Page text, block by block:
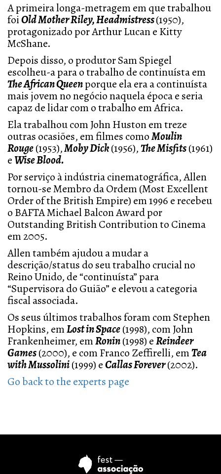
A primeira longa-metragem em que trabalhou
foiOld Mother Riley, Headmistress(1950),
protagonizado por Arthur Lucan e Kitty
McShane.
Depois disso, o produtor Sam Spiegel
escolheu-a para o trabalho de continuísta em
The African Queenporque ela era a continuísta
mais jovem no negócio naquela época e seria
capaz de lidar com o trabalho em Africa.
Ela trabalhou com John Huston em treze
outras ocasiões, em filmes comoMoulin
Rouge(1953),Moby Dick(1956),The Misfits(1961)
e Wise Blood.
Por serviço à indústria cinematográfica, Allen
tornou-se Membro da Ordem (Most Excellent
Order of the British Empire) em 1996 e recebeu
o BAFTA Michael Balcon Award por
Outstanding British Contribution to Cinema
em 2005.
Allen também ajudou a mudar a
descrição/status do seu trabalho crucial no
Reino Unido, de “continuísta” para
“Supervisora do Guião” e elevou a categoria
fiscal associada.
Os seus últimos trabalhos foram com Stephen
Hopkins, emLost in Space(1998), com John
Frankenheimer, emRonin(1998) eReindeer
Games(2000), e com Franco Zeffirelli, emTea
with Mussolini(1999) eCallas Forever(2002).
Go back to the experts page